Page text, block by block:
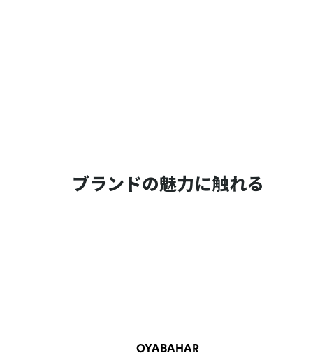
ブランドの魅力に触れる
OYABAHAR